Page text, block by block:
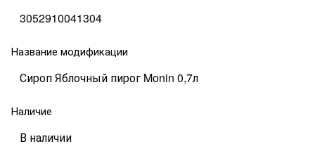
3052910041304
Название модификации
Сироп Яблочный пирог Monin 0,7л
Наличие
В наличии